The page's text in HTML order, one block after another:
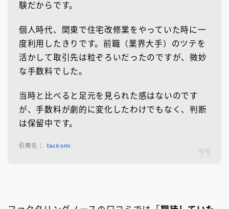
験だからです。
個人時代、関東で住宅改修業をやっていた時に一
度利用したきりです。前職（業界大手）のツテを
活かして取引先は粒ぞろいだったのですが、微妙
な手数料でした。
当時と比べると足元を見られた感はないのです
が、手数料が劇的に変化したわけでもなく、判断
は保留中です。
fackomi